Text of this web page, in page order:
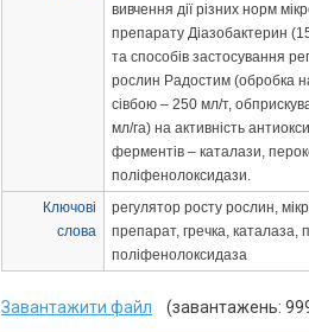
вивчення дії різних норм
препарату Діазобактерин
та способів застосування
рослин Радостим (обробка
сівбою – 250 мл/т,
мл/га) на активність
ферментів – каталази,
поліфенолоксидази.
Ключові
слова
регулятор росту рослин,
препарат, гречка, каталаза,
поліфенолоксидаза
Завантажити файл (завантажень: